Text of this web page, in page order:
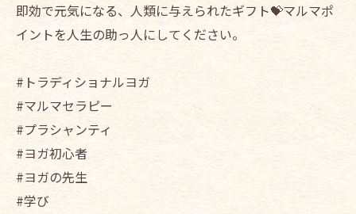
即効で元気になる、人類に与えられたギフト💝マルマポ
イントを人生の助っ人にしてください。
#トラディショナルヨガ
#マルマセラピー
#プラシャンティ
#ヨガ初心者
#ヨガの先生
#学び